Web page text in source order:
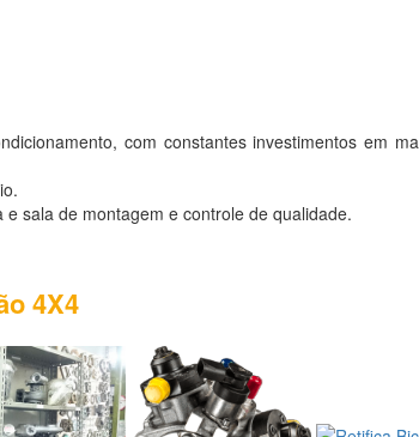
com constantes investimentos em
sala de montagem e controle de qualidade.
4X4